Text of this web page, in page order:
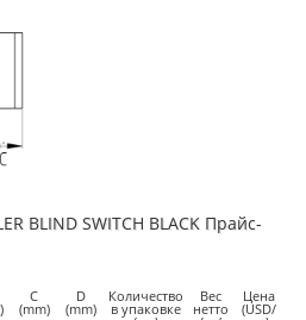
BLIND SWITCH BLACK Прайс-
C
(mm)
D
(mm)
Количество
в упаковке
Вес
нетто
Цена
(USD/